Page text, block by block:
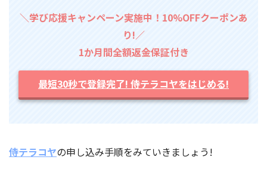
＼学び応援キャンペーン実施中！10%OFFクーポンあ
り!／
1か月間全額返金保証付き
最短30秒で登録完了! 侍テラコヤをはじめる!
侍テラコヤの申し込み手順をみていきましょう!